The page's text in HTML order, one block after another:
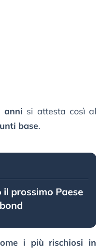
anni si attesta così al
base.
il prossimo Paese
i più rischiosi in